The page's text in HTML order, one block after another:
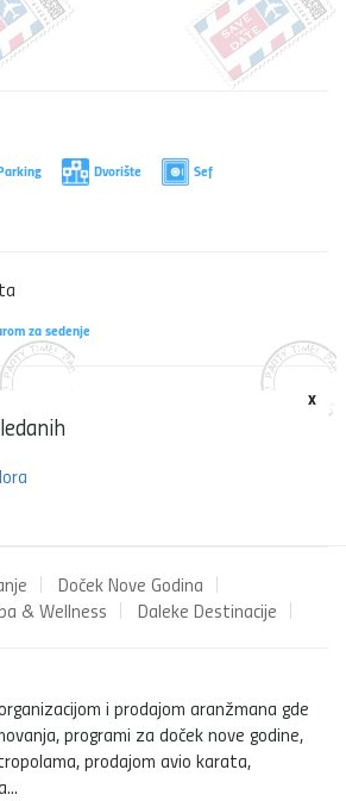
Dvorište
Sef
za sedenje
x
Doček Nove Godina
& Wellness Daleke Destinacije
i prodajom aranžmana gde
programi za doček nove godine,
prodajom avio karata,